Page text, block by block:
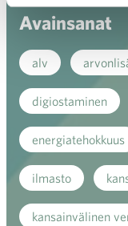
Avainsanat
alv
digiostaminen
energiatehokkuus
ilmasto
kansainvälinen